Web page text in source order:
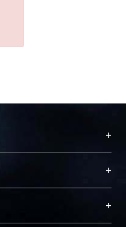
+
為永久珍藏及向國際
術能量，圖書館整合
AH）不同功能平
。期能整合研
+
Library)
+